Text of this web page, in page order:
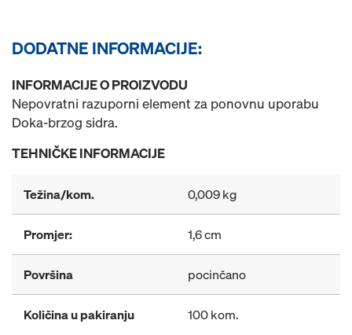
DODATNE INFORMACIJE:
INFORMACIJE O PROIZVODU
Nepovratni razuporni element za ponovnu uporabu
Doka-brzog sidra.
TEHNIČKE INFORMACIJE
Težina/kom. 0,009 kg
Promjer: 1,6 cm
Površina pocinčano
Količina u pakiranju 100 kom.